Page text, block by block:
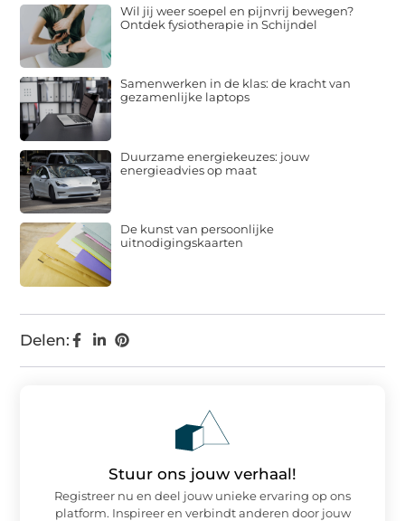
Delen:
Wil jij weer soepel en pijnvrij bewegen?
Ontdek fysiotherapie in Schijndel
Samenwerken in de klas: de kracht van
gezamenlijke laptops
Duurzame energiekeuzes: jouw
energieadvies op maat
De kunst van persoonlijke
uitnodigingskaarten
Stuur ons jouw verhaal!
Registreer nu en deel jouw unieke ervaring op ons
platform. Inspireer en verbindt anderen door jouw